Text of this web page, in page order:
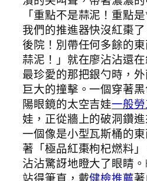
「重點不是蒜泥！重點
我們的推進器快沒紅棗
後院！別帶任何多餘的
蒜泥！」就在廖沾沾還
最珍愛的那把銀勺時，
巨大的撞擊。一個穿著
陽眼鏡的太空吉娃一般
娃，正從牆上的破洞鑽
一個像是小型瓦斯桶的
著「極品紅棗枸杞燃料
沾沾驚訝地瞪大了眼睛